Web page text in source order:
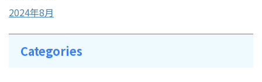
2024年8月
Categories